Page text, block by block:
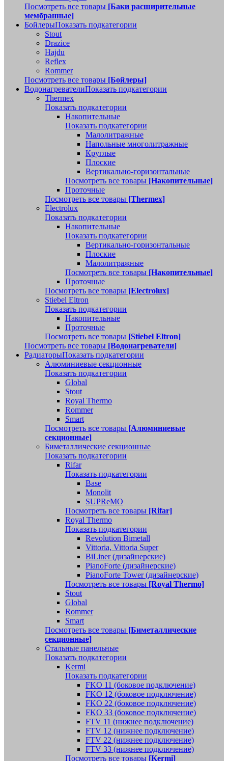
Посмотреть все товары [Баки расширительные
мембранные]
БойлерыПоказать подкатегории
Stout
Drazice
Hajdu
Reflex
Rommer
Посмотреть все товары [Бойлеры]
ВодонагревателиПоказать подкатегории
Thermex
Показать подкатегории
Накопительные
Показать подкатегории
Малолитражные
Напольные многолитражные
Круглые
Плоские
Вертикально-горизонтальные
Посмотреть все товары [Накопительные]
Проточные
Посмотреть все товары [Thermex]
Electrolux
Показать подкатегории
Накопительные
Показать подкатегории
Вертикально-горизонтальные
Плоские
Малолитражные
Посмотреть все товары [Накопительные]
Проточные
Посмотреть все товары [Electrolux]
Stiebel Eltron
Показать подкатегории
Накопительные
Проточные
Посмотреть все товары [Stiebel Eltron]
Посмотреть все товары [Водонагреватели]
РадиаторыПоказать подкатегории
Алюминиевые секционные
Показать подкатегории
Global
Stout
Royal Thermo
Rommer
Smart
Посмотреть все товары [Алюминиевые
секционные]
Биметаллические секционные
Показать подкатегории
Rifar
Показать подкатегории
Base
Monolit
SUPReMO
Посмотреть все товары [Rifar]
Royal Thermo
Показать подкатегории
Revolution Bimetall
Vittoria, Vittoria Super
BiLiner (дизайнерские)
PianoForte (дизайнерские)
PianoForte Tower (дизайнерские)
Посмотреть все товары [Royal Thermo]
Stout
Global
Rommer
Smart
Посмотреть все товары [Биметаллические
секционные]
Стальные панельные
Показать подкатегории
Kermi
Показать подкатегории
FKO 11 (боковое подключение)
FKO 12 (боковое подключение)
FKO 22 (боковое подключение)
FKO 33 (боковое подключение)
FTV 11 (нижнее подключение)
FTV 12 (нижнее подключение)
FTV 22 (нижнее подключение)
FTV 33 (нижнее подключение)
Посмотреть все товары [Kermi]